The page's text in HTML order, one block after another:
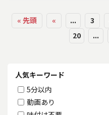
« 先頭 « ... 3
20
...
人気キーワード
5分以内
動画あり